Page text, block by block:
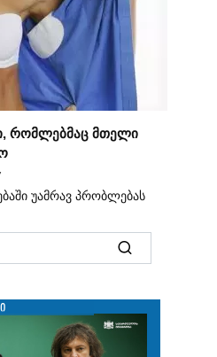
რომლებმაც მთელი
უამრავ პრობლებას